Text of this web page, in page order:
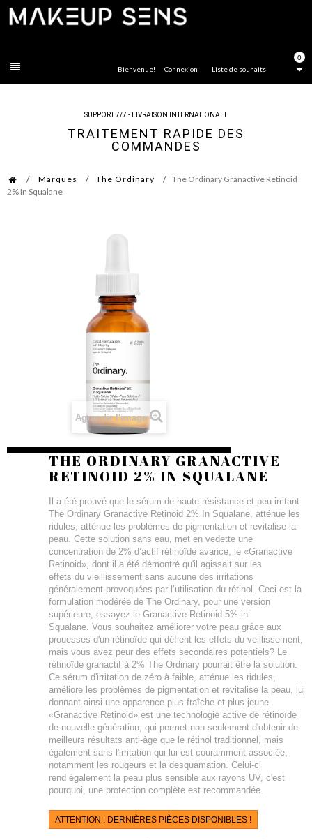
0
Liste de souhaits
Bienvenue! Connexion
SUPPORT 7/7 - LIVRAISON INTERNATIONALE
TRAITEMENT RAPIDE DES
COMMANDES
Marques The Ordinary
The Ordinary Granactive Retinoid
2% In Squalane
Agrandir l'image
THE ORDINARY GRANACTIVE
RETINOID 2% IN SQUALANE
Il a été prouvé que le sérum de haute résistance et peu irritant
The Ordinary Granactive Retinoid 2% In Squalane, atténue les
ridules, atténue les problèmes de pigmentation et revitalise la
peau. Cette solution sans eau, met en vedette une
concentration de 2% d’actif rétinoïde avancé, le «Granactive
Retinoid», dont il a été démontré qu'il agissait sur les
effets du vieillissement sans aucune des irritations
généralement provoquées par l’utilisation du rétinol. Ceci est la
formulation modérée de The Ordinary, pour une version
supérieure, essayez le Granactive Retinoid 5% in
Squalane. Vous souhaitez améliorer votre peau grâce aux
prouesses d'un rétinoïde qui défient les effets du veillissement,
mais vous avez peur des effets secondaires potentiels? Le
rétinoïde granactif à 2% The Ordinary pourrait être la solution.
Ce sérum d'irritation de zéro à faible, atténue les ridules,
améliore les problèmes de pigmentation et revitalise la peau, lui
donnant ainsi une apparence plus fraîche et plus jeune.
«Granactive Retinoid» est une technologie active de rétinoïde
de nouvelle génération, qui permet non seulement d'obtenir de
meilleurs résultats anti-âge que le rétinol traditionnel, mais
également sans l'irritation qui lui est couramment associée,
notamment les rougeurs et la desquamation. Celui-ci
rend également la peau plus sensible aux rayons UV, c'est
pourquoi, une protection complète est recommandée.
ATTENTION : DERNIÈRES PIÈCES DISPONIBLES !